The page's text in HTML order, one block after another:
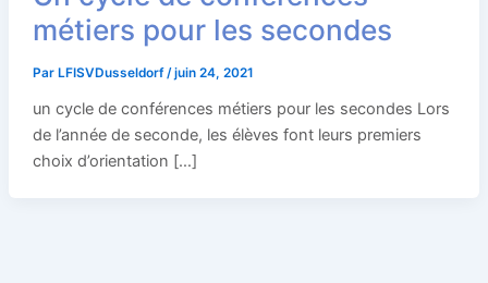
métiers pour les secondes
Par LFISVDusseldorf/juin 24, 2021
un cycle de conférences métiers pour les secondes Lors
de l’année de seconde, les élèves font leurs premiers
choix d’orientation […]